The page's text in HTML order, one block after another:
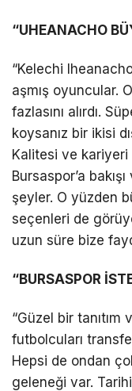
“UHEANACHO
“Kelechi
aşmış oyuncular.
fazlasını alırdı.
koysanız bir ikisi
Kalitesi ve
Bursaspor’a
şeyler. O yüzden
seçenleri de
uzun süre bize
“BURSASPOR
“Güzel bir tanıtım
futbolcuları
Hepsi de ondan
geleneği var.